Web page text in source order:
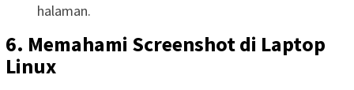
halaman.
6. Memahami Screenshot di Laptop
Linux